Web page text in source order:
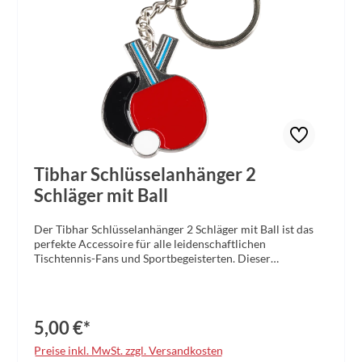
Tibhar Schlüsselanhänger 2
Schläger mit Ball
Der Tibhar Schlüsselanhänger 2 Schläger mit Ball ist das
perfekte Accessoire für alle leidenschaftlichen
Tischtennis-Fans und Sportbegeisterten. Dieser
überzeugt durch seine robuste und langlebige
Verarbeitung. Das detailgetreue Miniaturdesign mit zwei
5,00 €*
Preise inkl. MwSt. zzgl. Versandkosten